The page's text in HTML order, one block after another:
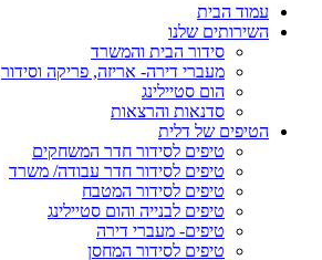
עמוד הבית
השירותים שלנו
סידור הבית והמשרד
מעברי דירה- אריזה, פריקה וסידור
הום סטיילינג
סדנאות והרצאות
הטיפים של דלית
טיפים לסידור חדר המשחקים
טיפים לסידור חדר עבודה/ משרד
טיפים לסידור המטבח
טיפים לבנייה והום סטיילינג
טיפים- מעברי דירה
טיפים לסידור המחסן